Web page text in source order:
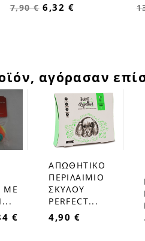
7,90 € 6,32 €
αγόρασαν
ΜΕ
€
favorite_border
ΑΠΩΘΗΤΙΚΟ
ΠΕΡΙΛΑΙΜΙΟ
ΣΚΥΛΟΥ
PERFECT...
4,90 €